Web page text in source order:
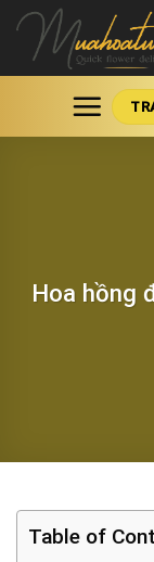
Skip
content
Hoa hồng
Table of